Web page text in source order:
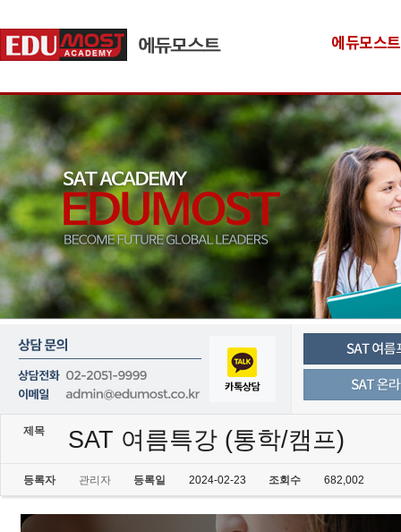
에듀모스
제목 SAT 여름특강 (통학/캠프)
등록자 관리자 등록일 2024-02-23 조회수 682,002